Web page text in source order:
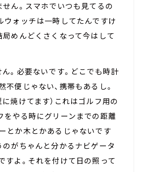
ん。スマホでいつも見てるの
ウォッチは一時してたんですけ
局めんどくさくなって今はして
。必要ないです。どこでも時計
不便じゃない、携帯もあるし。
に焼けてます）これはゴルフ用の
をやる時にグリーンまでの距離
とか木とかあるじゃないです
のがちゃんと分かるナビゲータ
すよ。それを付けて日の照って